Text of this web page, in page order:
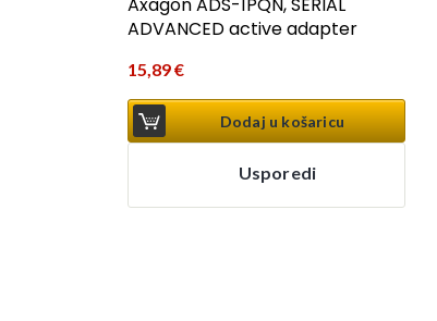
Axagon ADS-1PQN, SERIAL
ADVANCED active adapter
15,89€
Dodaj u košaricu
Usporedi